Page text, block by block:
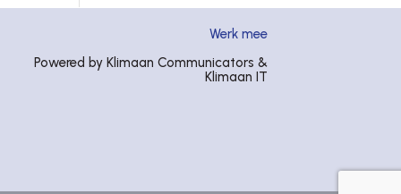
Werk mee
Powered by Klimaan Communicators &
Klimaan IT